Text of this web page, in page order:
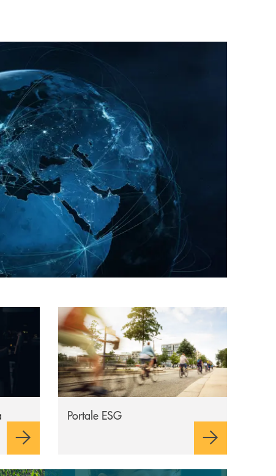
dei Servizi FinanziariApre una nuova finestra
Portale ESG